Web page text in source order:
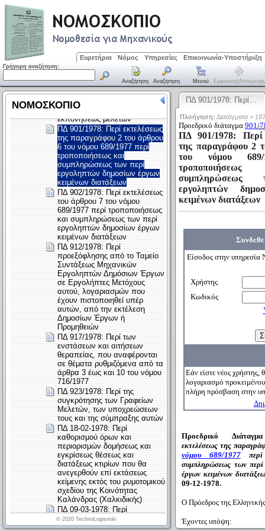
Ευρετήρια Νόμος Υπηρεσίες Επικοινωνία-Υποστήριξη
Γρήγορη αναζήτηση:
Αναζήτηση Αναζήτηση Μενού Εμφάνιση/απόκρυψη
ΠΔ 901/1978: Περί…